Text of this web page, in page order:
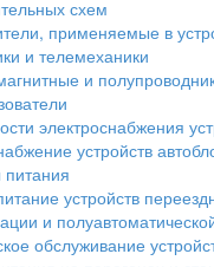
схем
применяемые в
и телемеханики
и
электроснабжения
устройств
устройств
и
обслуживание